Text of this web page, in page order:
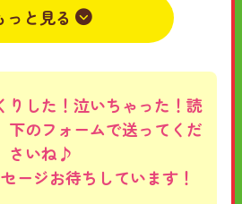
っと見る
りした！泣いちゃった！読
下のフォームで送ってくだ
さいね♪
ージお待ちしています！